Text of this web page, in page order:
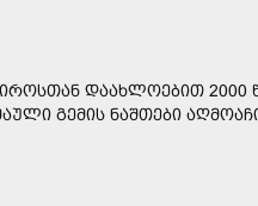
ᲓᲐᲐᲮᲚᲝᲔᲑᲘᲗ 2000
ᲒᲔᲛᲘᲡ ᲜᲐᲨᲗᲔᲑᲘ